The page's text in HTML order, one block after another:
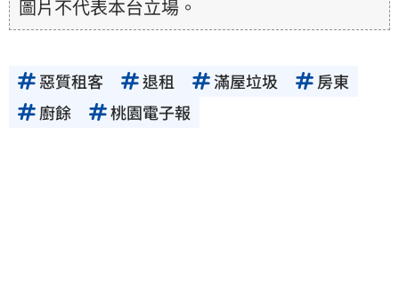
圖片不代表本台立場。
惡質租客 退租 滿屋垃圾
房東
廚餘
桃園電子報